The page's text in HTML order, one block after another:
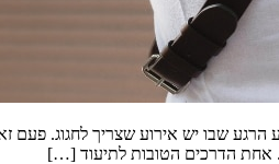
שבו יש אירוע שצריך לחגוג.
אחת הדרכים הטובות לתיעוד […]